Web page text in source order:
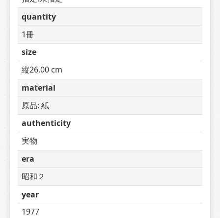
quantity
1冊
size
縦26.00 cm
material
原品: 紙
authenticity
実物
era
昭和２
year
1977